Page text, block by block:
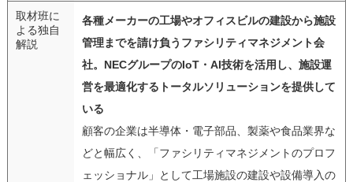
取材班に
よる独自
解説
各種メーカーの工場やオフィスビルの建設から施設
管理までを請け負うファシリティマネジメント会
社。NECグループのIoT・AI技術を活用し、施設運
営を最適化するトータルソリューションを提供して
いる
顧客の企業は半導体・電子部品、製薬や食品業界な
どと幅広く、「ファシリティマネジメントのプロフ
ェッショナル」として工場施設の建設や設備導入の